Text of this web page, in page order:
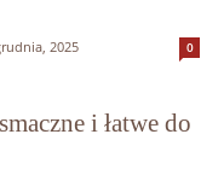
2025 0
i łatwe do